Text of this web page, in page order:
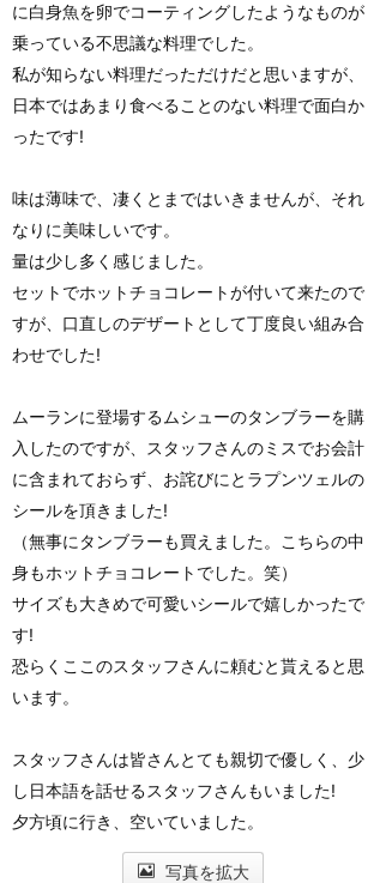
に白身魚を卵でコーティングしたようなものが
乗っている不思議な料理でした。
私が知らない料理だっただけだと思いますが、
日本ではあまり食べることのない料理で面白か
ったです!
味は薄味で、凄くとまではいきませんが、それ
なりに美味しいです。
量は少し多く感じました。
セットでホットチョコレートが付いて来たので
すが、口直しのデザートとして丁度良い組み合
わせでした!
ムーランに登場するムシューのタンブラーを購
入したのですが、スタッフさんのミスでお会計
に含まれておらず、お詫びにとラプンツェルの
シールを頂きました!
（無事にタンブラーも買えました。こちらの中
身もホットチョコレートでした。笑）
サイズも大きめで可愛いシールで嬉しかったで
す!
恐らくここのスタッフさんに頼むと貰えると思
います。
スタッフさんは皆さんとても親切で優しく、少
し日本語を話せるスタッフさんもいました!
夕方頃に行き、空いていました。
写真を拡大